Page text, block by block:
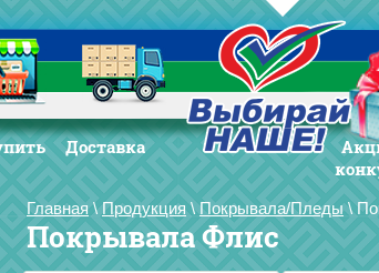
Доставка
Главная\Продукция\Покрывала/Пледы\
Покрывала Флис